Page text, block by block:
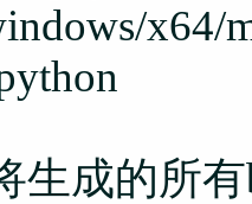
x64/
生成的所